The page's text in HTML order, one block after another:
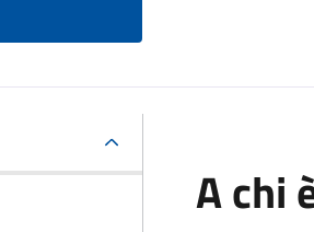
A chi